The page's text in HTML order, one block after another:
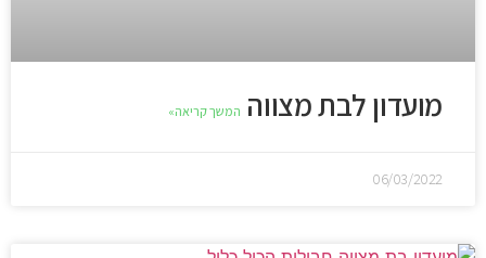
מועדון לבת מצווה המשך קריאה»
06/03/2022